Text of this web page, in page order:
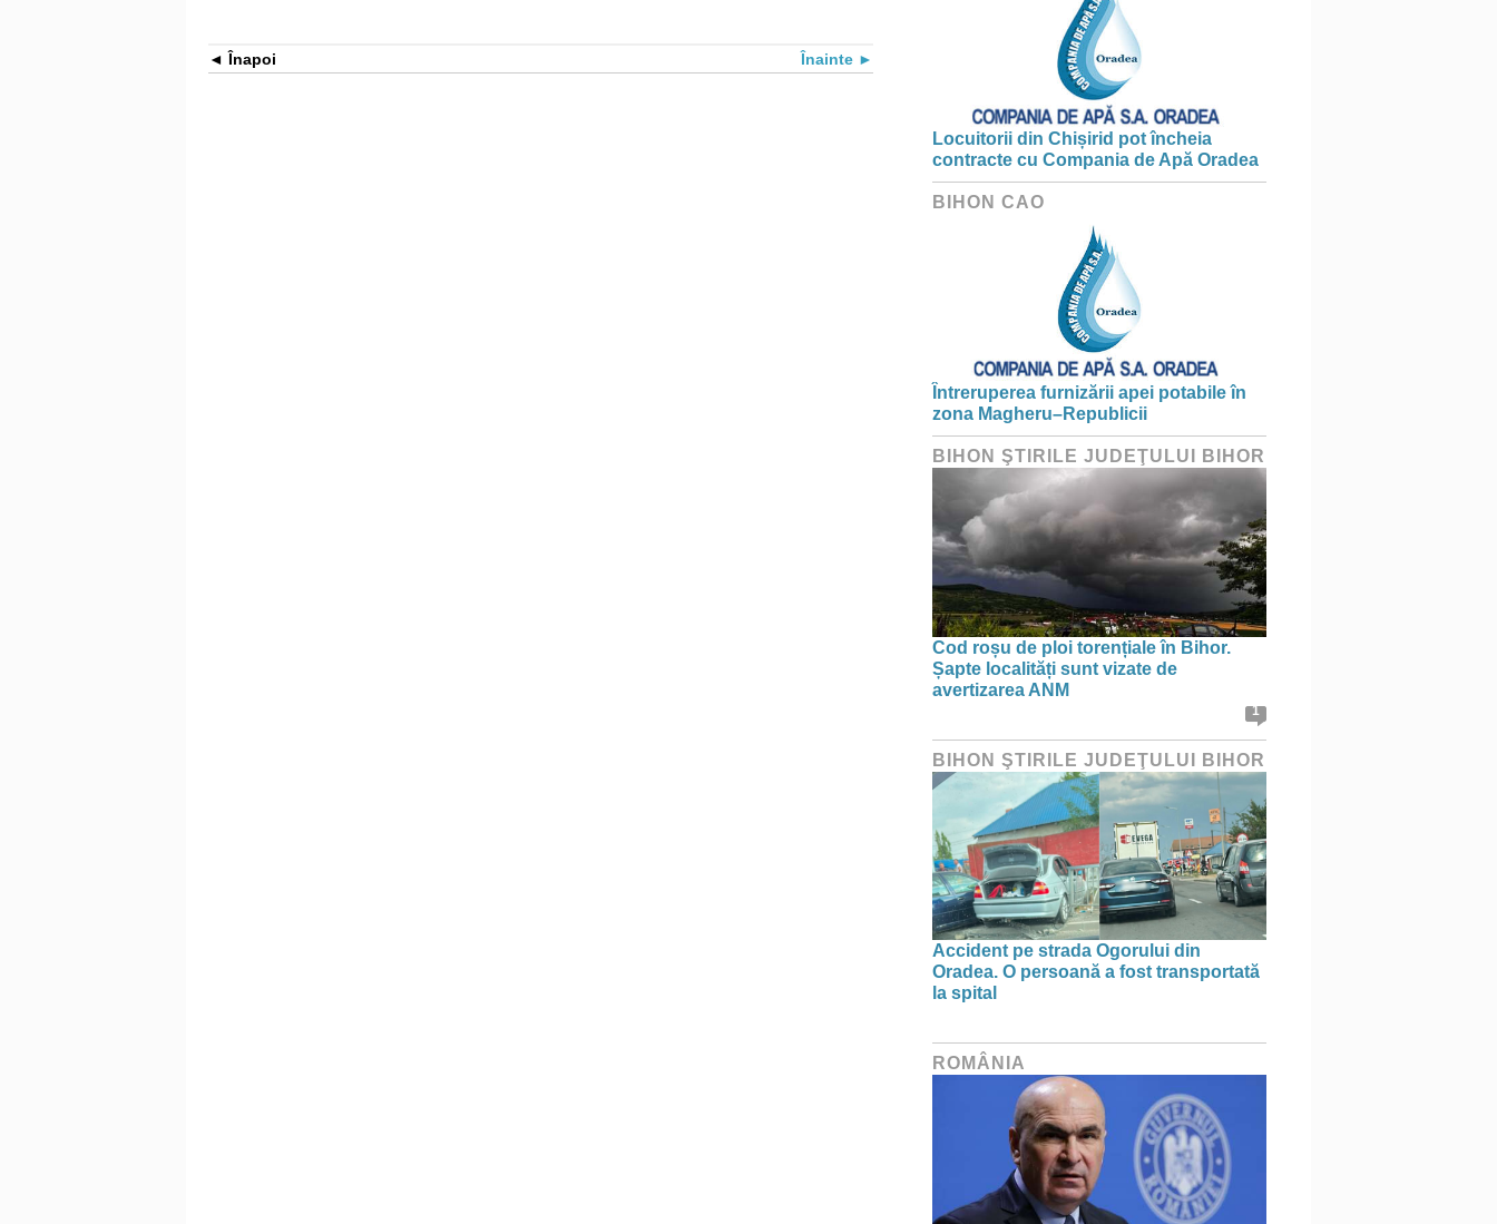
Înapoi Înainte
Locuitorii din Chișirid pot încheia
contracte cu Compania de Apă Oradea
BIHON CAO
Întreruperea furnizării apei potabile în
zona Magheru–Republicii
BIHON ŞTIRILE JUDEŢULUI BIHOR
Cod roșu de ploi torențiale în Bihor.
Șapte localități sunt vizate de
avertizarea ANM
1
BIHON ŞTIRILE JUDEŢULUI BIHOR
Accident pe strada Ogorului din
Oradea. O persoană a fost transportată
la spital
ROMÂNIA